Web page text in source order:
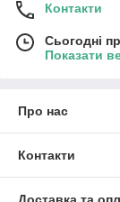
Контакти
Сьогодні
Показати
Про нас
Контакти